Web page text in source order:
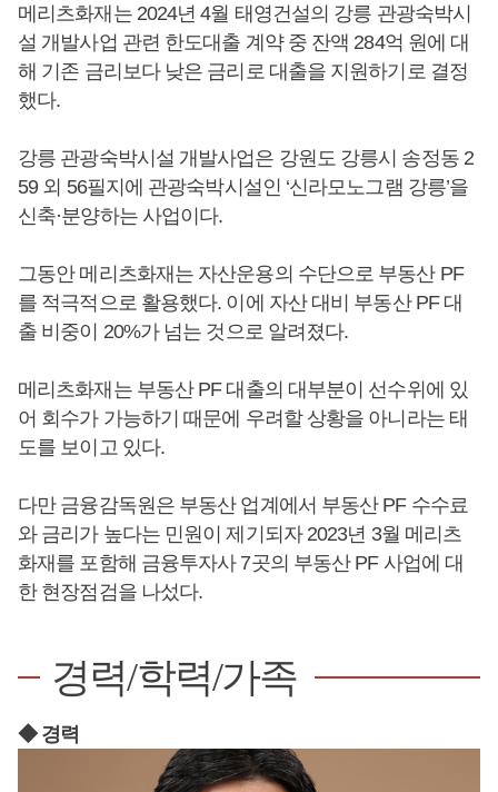
메리츠화재는 2024년 4월 태영건설의 강릉 관광숙박시
설 개발사업 관련 한도대출 계약 중 잔액 284억 원에 대
해 기존 금리보다 낮은 금리로 대출을 지원하기로 결정
했다.
강릉 관광숙박시설 개발사업은 강원도 강릉시 송정동 2
59 외 56필지에 관광숙박시설인 ‘신라모노그램 강릉’을
신축·분양하는 사업이다.
그동안 메리츠화재는 자산운용의 수단으로 부동산 PF
를 적극적으로 활용했다. 이에 자산 대비 부동산 PF 대
출 비중이 20%가 넘는 것으로 알려졌다.
메리츠화재는 부동산 PF 대출의 대부분이 선수위에 있
어 회수가 가능하기 때문에 우려할 상황을 아니라는 태
도를 보이고 있다.
다만 금융감독원은 부동산 업계에서 부동산 PF 수수료
와 금리가 높다는 민원이 제기되자 2023년 3월 메리츠
화재를 포함해 금융투자사 7곳의 부동산 PF 사업에 대
한 현장점검을 나섰다.
경력/학력/가족
◆ 경력